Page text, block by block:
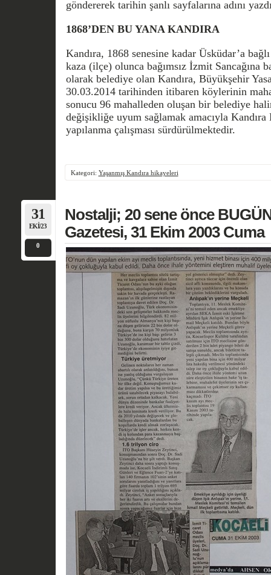
göndererek tarihin şanlı sayfalarına adını
1868’DEN BU YANA KANDIRA
Kandıra, 1868 senesine kadar Üsküdar’a
kaza (ilçe) olunca bağımsız İzmit Sancağına
olarak belediye olan Kandıra, Büyükşehir
30.03.2014 tarihinden itibaren köylerinin
sonucu 96 mahalleden oluşan bir belediye
değişikliğe uyum sağlamak amacıyla
yapılanma çalışması sürdürülmektedir.
Kategori: Yaşanmış Kandıra hikayeleri
31
EKI/23
0
Nostalji; 20 sene önce
Gazetesi, 31 Ekim 2003 Cuma